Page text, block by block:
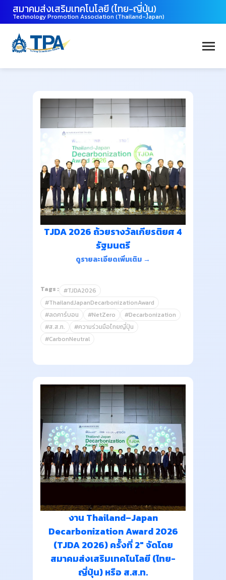
สมาคมส่งเสริมเทคโนโลยี (ไทย-ญี่ปุ่น)
Technology Promotion Association (Thailand-Japan)
TJDA 2026 ถ้วยรางวัลเกียรติยศ 4
รัฐมนตรี
ดูรายละเอียดเพิ่มเติม →
Tags : #TJDA2026
#ThailandJapanDecarbonizationAward
#ลดคาร์บอน
#NetZero
#Decarbonization
#ส.ส.ท.
#ความร่วมมือไทยญี่ปุ่น
#CarbonNeutral
งาน Thailand–Japan
Decarbonization Award 2026
(TJDA 2026) ครั้งที่ 2" จัดโดย
สมาคมส่งเสริมเทคโนโลยี (ไทย-
ญี่ปุ่น) หรือ ส.ส.ท.